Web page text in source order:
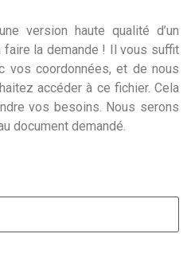
version haute qualité d’un
faire la demande ! Il vous suffit
vos coordonnées, et de nous
accéder à ce fichier. Cela
vos besoins. Nous serons
document demandé.